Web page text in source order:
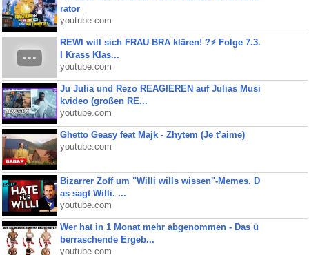
rator
youtube.com
REWI will sich FRAU BRA klären! ?⚡️ Folge 7.3.
I Krass Klas...
youtube.com
Ju Julia und Rezo REAGIEREN auf Julias Musi
kvideo (großen RE...
youtube.com
Ghetto Geasy feat Majk - Zhytem (Je t’aime)
youtube.com
Bizarrer Zoff um "Willi wills wissen"-Memes. D
as sagt Willi. ...
youtube.com
Wer hat in 1 Monat mehr abgenommen - Das ü
berraschende Ergeb...
youtube.com